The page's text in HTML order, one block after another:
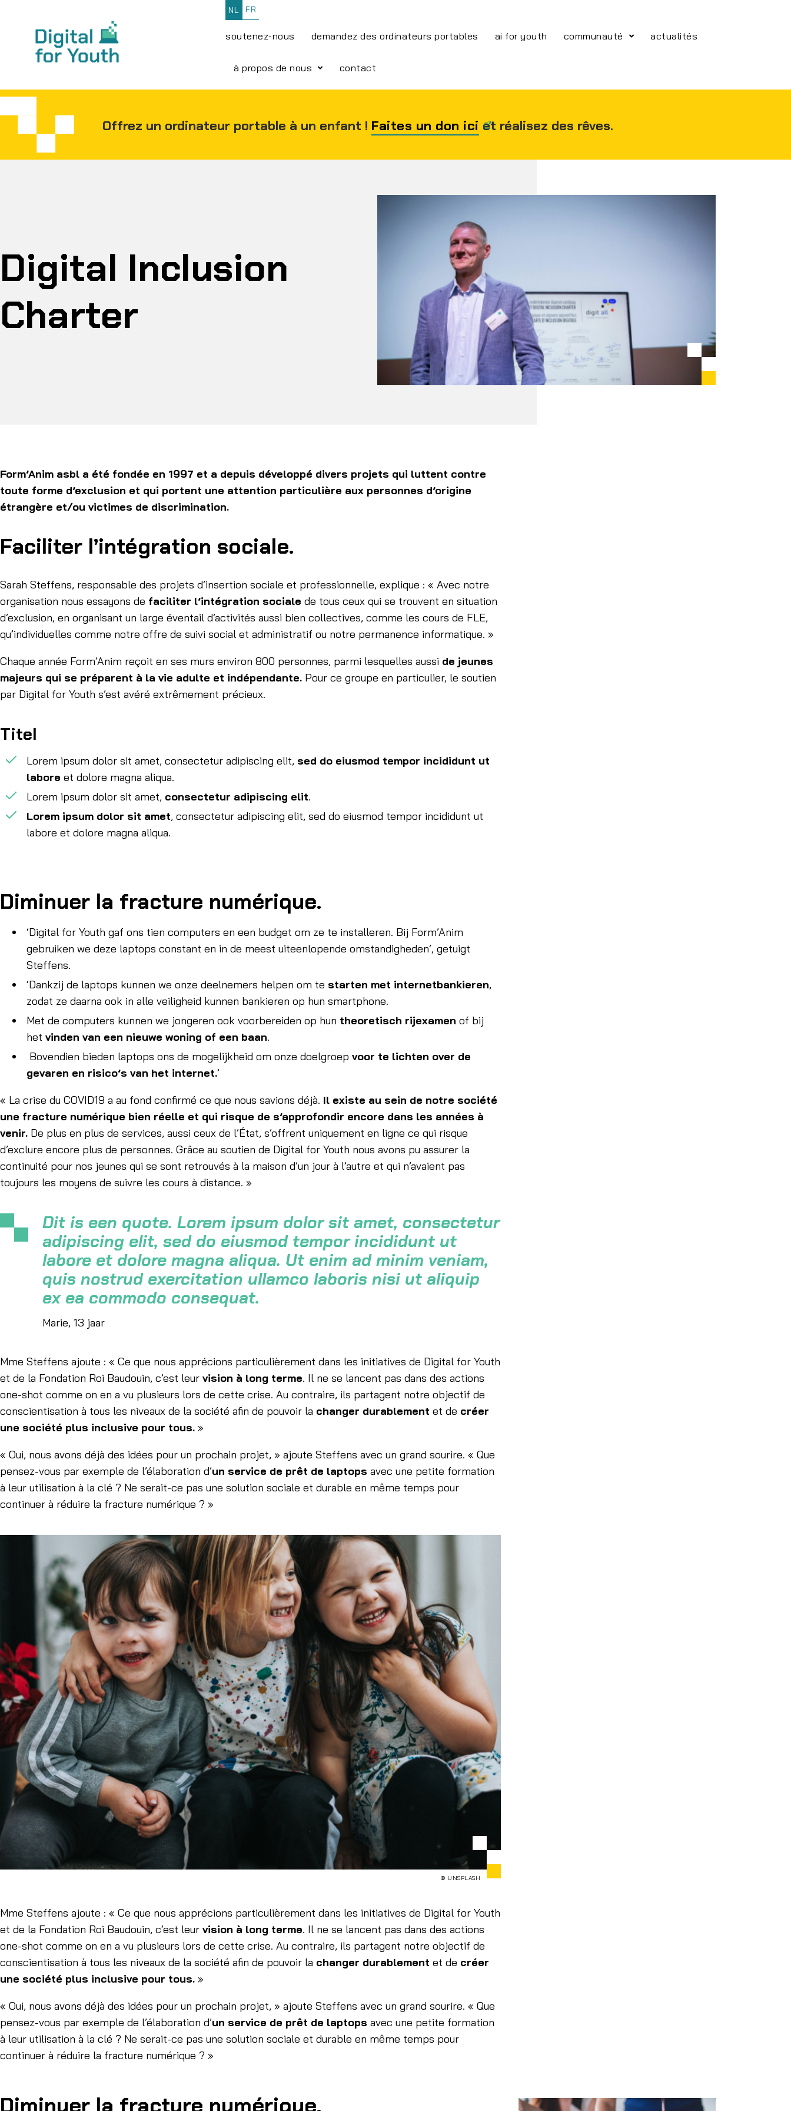
NL FR
soutenez-nous demandez des ordinateurs portables ai for youth communauté actualités
à propos de nous contact
Offrez un ordinateur portable à un enfant ! Faites un don ici et réalisez des rêves.
Digital Inclusion
Charter
Form’Anim asbl a été fondée en 1997 et a depuis développé divers projets qui luttent contre
toute forme d’exclusion et qui portent une attention particulière aux personnes d’origine
étrangère et/ou victimes de discrimination.
Faciliter l’intégration sociale.
Sarah Steffens, responsable des projets d’insertion sociale et professionnelle, explique : « Avec notre
organisation nous essayons de faciliter l’intégration sociale de tous ceux qui se trouvent en situation
d’exclusion, en organisant un large éventail d’activités aussi bien collectives, comme les cours de FLE,
qu’individuelles comme notre offre de suivi social et administratif ou notre permanence informatique. »
Chaque année Form’Anim reçoit en ses murs environ 800 personnes, parmi lesquelles aussi de jeunes
majeurs qui se préparent à la vie adulte et indépendante. Pour ce groupe en particulier, le soutien
par Digital for Youth s’est avéré extrêmement précieux.
Titel
Lorem ipsum dolor sit amet, consectetur adipiscing elit, sed do eiusmod tempor incididunt ut
labore et dolore magna aliqua.
Lorem ipsum dolor sit amet, consectetur adipiscing elit.
Lorem ipsum dolor sit amet, consectetur adipiscing elit, sed do eiusmod tempor incididunt ut
labore et dolore magna aliqua.
Diminuer la fracture numérique.
‘Digital for Youth gaf ons tien computers en een budget om ze te installeren. Bij Form’Anim
gebruiken we deze laptops constant en in de meest uiteenlopende omstandigheden’, getuigt
Steffens.
‘Dankzij de laptops kunnen we onze deelnemers helpen om te starten met internetbankieren,
zodat ze daarna ook in alle veiligheid kunnen bankieren op hun smartphone.
Met de computers kunnen we jongeren ook voorbereiden op hun theoretisch rijexamen of bij
het vinden van een nieuwe woning of een baan.
Bovendien bieden laptops ons de mogelijkheid om onze doelgroep voor te lichten over de
gevaren en risico’s van het internet.’
« La crise du COVID19 a au fond confirmé ce que nous savions déjà. Il existe au sein de notre société
une fracture numérique bien réelle et qui risque de s’approfondir encore dans les années à
venir. De plus en plus de services, aussi ceux de l’État, s’offrent uniquement en ligne ce qui risque
d’exclure encore plus de personnes. Grâce au soutien de Digital for Youth nous avons pu assurer la
continuité pour nos jeunes qui se sont retrouvés à la maison d’un jour à l’autre et qui n’avaient pas
toujours les moyens de suivre les cours à distance. »
Dit is een quote. Lorem ipsum dolor sit amet, consectetur
adipiscing elit, sed do eiusmod tempor incididunt ut
labore et dolore magna aliqua. Ut enim ad minim veniam,
quis nostrud exercitation ullamco laboris nisi ut aliquip
ex ea commodo consequat.
Marie, 13 jaar
Mme Steffens ajoute : « Ce que nous apprécions particulièrement dans les initiatives de Digital for Youth
et de la Fondation Roi Baudouin, c’est leur vision à long terme. Il ne se lancent pas dans des actions
one-shot comme on en a vu plusieurs lors de cette crise. Au contraire, ils partagent notre objectif de
conscientisation à tous les niveaux de la société afin de pouvoir la changer durablement et de créer
une société plus inclusive pour tous. »
« Oui, nous avons déjà des idées pour un prochain projet, » ajoute Steffens avec un grand sourire. « Que
pensez-vous par exemple de l’élaboration d’un service de prêt de laptops avec une petite formation
à leur utilisation à la clé ? Ne serait-ce pas une solution sociale et durable en même temps pour
continuer à réduire la fracture numérique ? »
© UNSPLASH
Mme Steffens ajoute : « Ce que nous apprécions particulièrement dans les initiatives de Digital for Youth
et de la Fondation Roi Baudouin, c’est leur vision à long terme. Il ne se lancent pas dans des actions
one-shot comme on en a vu plusieurs lors de cette crise. Au contraire, ils partagent notre objectif de
conscientisation à tous les niveaux de la société afin de pouvoir la changer durablement et de créer
une société plus inclusive pour tous. »
« Oui, nous avons déjà des idées pour un prochain projet, » ajoute Steffens avec un grand sourire. « Que
pensez-vous par exemple de l’élaboration d’un service de prêt de laptops avec une petite formation
à leur utilisation à la clé ? Ne serait-ce pas une solution sociale et durable en même temps pour
continuer à réduire la fracture numérique ? »
Diminuer la fracture numérique.